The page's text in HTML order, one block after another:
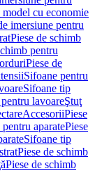
cu economie
imersiune pentru
Piese de schimb
pentru
Piese de
Sifoane pentru
Sifoane tip
lavoareŞtuţ
AccesoriiPiese
aparatePiese
Sifoane tip
Piese de schimb
Piese de schimb